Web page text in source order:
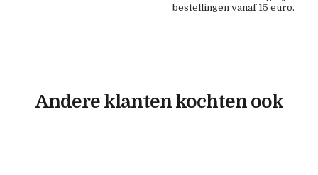
bestellingen vanaf 15 euro.
Andere klanten kochten ook